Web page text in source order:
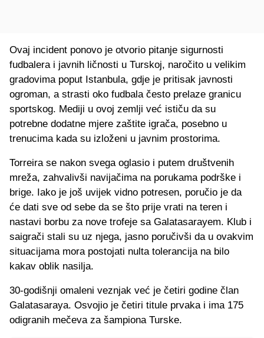
Ovaj incident ponovo je otvorio pitanje sigurnosti
fudbalera i javnih ličnosti u Turskoj, naročito u velikim
gradovima poput Istanbula, gdje je pritisak javnosti
ogroman, a strasti oko fudbala često prelaze granicu
sportskog. Mediji u ovoj zemlji već ističu da su
potrebne dodatne mjere zaštite igrača, posebno u
trenucima kada su izloženi u javnim prostorima.
Torreira se nakon svega oglasio i putem društvenih
mreža, zahvalivši navijačima na porukama podrške i
brige. Iako je još uvijek vidno potresen, poručio je da
će dati sve od sebe da se što prije vrati na teren i
nastavi borbu za nove trofeje sa Galatasarayem. Klub i
saigrači stali su uz njega, jasno poručivši da u ovakvim
situacijama mora postojati nulta tolerancija na bilo
kakav oblik nasilja.
30-godišnji omaleni veznjak već je četiri godine član
Galatasaraya. Osvojio je četiri titule prvaka i ima 175
odigranih mečeva za šampiona Turske.